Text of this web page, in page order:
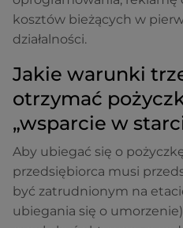
kosztów bieżących w
działalności.
Jakie warunki
otrzymać
„wsparcie w
Aby ubiegać się o
przedsiębiorca musi
być zatrudnionym na
ubiegania się o